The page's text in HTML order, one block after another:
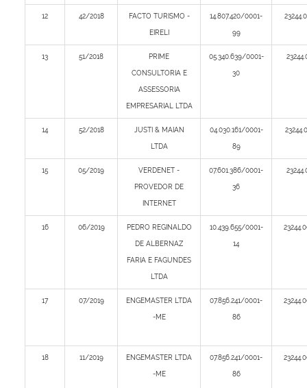
12 42/2018 FACTO TURISMO -
EIRELI
14.807.420/0001-
99
13 51/2018 PRIME
CONSULTORIA E
ASSESSORIA
EMPRESARIAL LTDA
05.340.639/0001-
30
14 52/2018 JUSTI & MAIAN
LTDA
04.030.161/0001-
89
15 05/2019 VERDENET -
PROVEDOR DE
INTERNET
07.601.386/0001-
36
16 06/2019 PEDRO REGINALDO
DE ALBERNAZ
FARIA E FAGUNDES
LTDA
10.439.655/0001-
14
17 07/2019 ENGEMASTER LTDA
-ME
07.856.241/0001-
86
18 11/2019 ENGEMASTER LTDA
-ME
07.856.241/0001-
86